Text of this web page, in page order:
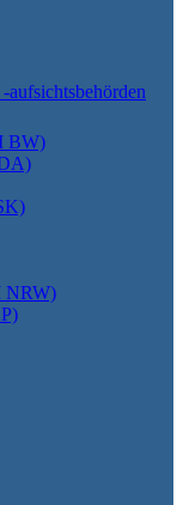
aufsichtsbehörden
BW)
NRW)